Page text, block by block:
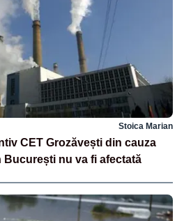
Stoica Marian
CET Grozăvești din cauza
nu va fi afectată